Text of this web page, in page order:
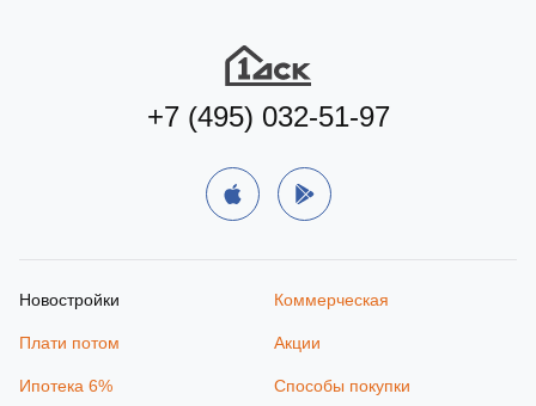
+7 (495) 032-51-97
Новостройки Коммерческая
Плати потом Акции
Ипотека 6% Способы покупки